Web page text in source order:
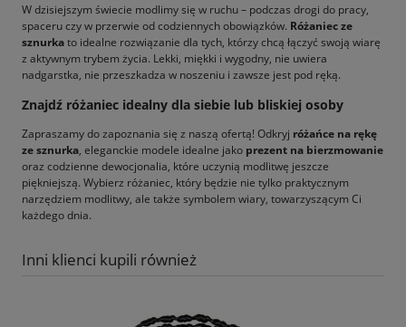
W dzisiejszym świecie modlimy się w ruchu – podczas drogi do pracy,
spaceru czy w przerwie od codziennych obowiązków. Różaniec ze
sznurkato idealne rozwiązanie dla tych, którzy chcą łączyć swoją wiarę
z aktywnym trybem życia. Lekki, miękki i wygodny, nie uwiera
nadgarstka, nie przeszkadza w noszeniu i zawsze jest pod ręką.
Znajdź różaniec idealny dla siebie lub bliskiej osoby
Zapraszamy do zapoznania się z naszą ofertą! Odkryj różańce na rękę
ze sznurka, eleganckie modele idealne jako prezent na bierzmowanie
oraz codzienne dewocjonalia, które uczynią modlitwę jeszcze
piękniejszą. Wybierz różaniec, który będzie nie tylko praktycznym
narzędziem modlitwy, ale także symbolem wiary, towarzyszącym Ci
każdego dnia.
Inni klienci kupili również